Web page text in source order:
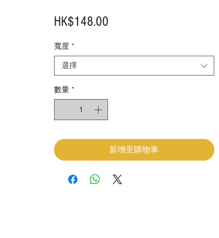
HK$148.00價
寬度 *
選擇
數量 *
新增至購物車